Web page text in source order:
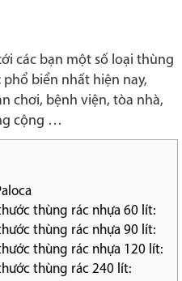
các bạn một số loại thùng
phổ biển nhất hiện nay,
chơi, bệnh viện, tòa nhà,
cộng …
thùng rác nhựa 60 lít:
thùng rác nhựa 90 lít:
thùng rác nhựa 120 lít:
thùng rác 240 lít: